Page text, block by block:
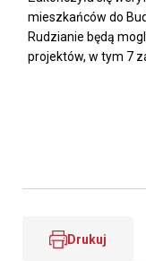
mieszkańców do
Rudzianie będą
projektów, w tym 7
Drukuj